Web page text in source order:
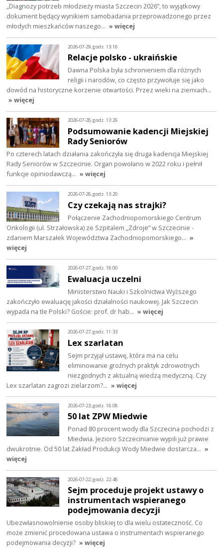
„Diagnozy potrzeb młodzieży miasta Szczecin 2026”, to wyjątkowy
dokument będący wynikiem samobadania przeprowadzonego przez
młodych mieszkańców naszego… » więcej
2026-07-29, godz. 13:18
Relacje polsko - ukraińskie
Dawna Polska była schronieniem dla różnych
religii i narodów, co często przywołuje się jako
dowód na historyczne korzenie otwartości. Przez wieki na ziemiach…
» więcej
2026-07-28, godz. 13:26
Podsumowanie kadencji Miejskiej
Rady Seniorów
Po czterech latach działania zakończyła się druga kadencja Miejskiej
Rady Seniorów w Szczecinie. Organ powołano w 2022 roku i pełnił
funkcje opiniodawczą… » więcej
2026-07-28, godz. 13:20
Czy czekają nas strajki?
Połączenie Zachodniopomorskiego Centrum
Onkologii (ul. Strzałowska) ze Szpitalem „Zdroje” w Szczecinie -
zdaniem Marszałek Województwa Zachodniopomorskiego… »
więcej
2026-07-27, godz. 18:00
Ewaluacja uczelni
Ministerstwo Nauki i Szkolnictwa Wyższego
zakończyło ewaluację jakości działalności naukowej. Jak Szczecin
wypada na tle Polski? Goście: prof. dr hab… » więcej
2026-07-27, godz. 11:33
Lex szarlatan
Sejm przyjął ustawę, która ma na celu
eliminowanie groźnych praktyk zdrowotnych
niezgodnych z aktualną wiedzą medyczną. Czy
Lex szarlatan zagrozi zielarzom?… » więcej
2026-07-23, godz. 18:08
50 lat ZPW Miedwie
Ponad 80 procent wody dla Szczecina pochodzi z
Miedwia. Jezioro Szczecinianie wypili już prawie
dwukrotnie. Od 50 lat Zakład Produkcji Wody Miedwie dostarcza… »
więcej
2026-07-22, godz. 22:48
Sejm proceduje projekt ustawy o
instrumentach wspieranego
podejmowania decyzji
Ubezwłasnowolnienie osoby bliskiej to dla wielu ostateczność. Co
może zmienić procedowana ustawa o instrumentach wspieranego
podejmowania decyzji? » więcej